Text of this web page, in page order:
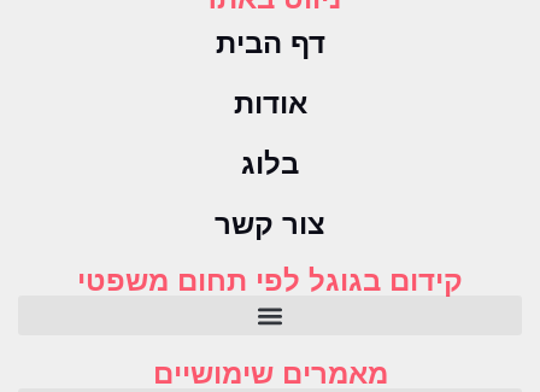
דף הבית
אודות
בלוג
צור קשר
קידום בגוגל לפי תחום משפטי
מאמרים שימושיים